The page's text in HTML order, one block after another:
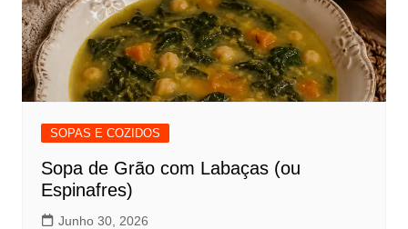
SOPAS E COZIDOS
Sopa de Grão com Labaças (ou
Espinafres)
Junho 30, 2026